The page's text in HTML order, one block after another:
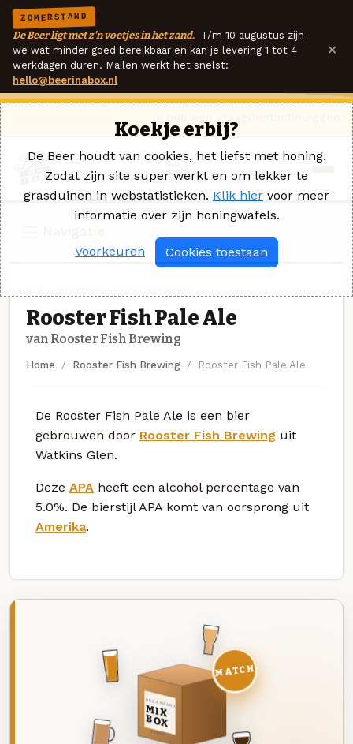
ZOMERSTAND
De Beer ligt met z'n voetjes in het zand. T/m 10 augustus zijn
we wat minder goed bereikbaar en kan je levering 1 tot 4
werkdagen duren. Mailen werkt het snelst:
hello@beerinabox.nl
×
Rooster Fish Pale Ale
van Rooster Fish Brewing
Home Rooster Fish Brewing Rooster Fish Pale Ale
De Rooster Fish Pale Ale is een bier
gebrouwen door Rooster Fish Brewing uit
Watkins Glen.
Deze APA heeft een alcohol percentage van
5.0%. De bierstijl APA komt van oorsprong uit
Amerika.
DEZE MAAND
MIX
BOX
8 BIEREN
MATCH
Koekje erbij?
De Beer houdt van cookies, het liefst met honing.
Zodat zijn site super werkt en om lekker te
grasduinen in webstatistieken. Klik hier voor meer
informatie over zijn honingwafels.
Voorkeuren Cookies toestaan